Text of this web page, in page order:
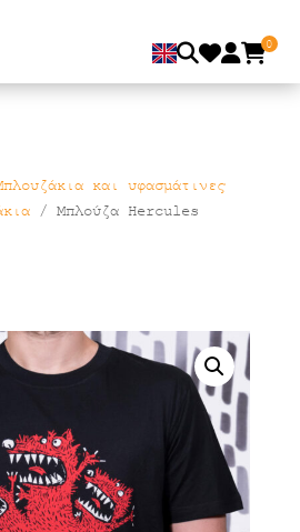
0
και υφασμάτινες
/ Μπλούζα Hercules